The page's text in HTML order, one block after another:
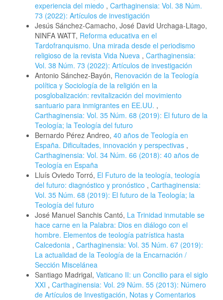
experiencia del miedo , Carthaginensia: Vol. 38 Núm.
73 (2022): Artículos de investigación
Jesús Sánchez-Camacho, José David Urchaga-Litago,
NINFA WATT, Reforma educativa en el
Tardofranquismo. Una mirada desde el periodismo
religioso de la revista Vida Nueva , Carthaginensia:
Vol. 38 Núm. 73 (2022): Artículos de investigación
Antonio Sánchez-Bayón, Renovación de la Teología
política y Sociología de la religión en la
posglobalización: revitalización del movimiento
santuario para inmigrantes en EE.UU. ,
Carthaginensia: Vol. 35 Núm. 68 (2019): El futuro de la
Teología; la Teología del futuro
Bernardo Pérez Andreo, 40 años de Teología en
España. Dificultades, innovación y perspectivas ,
Carthaginensia: Vol. 34 Núm. 66 (2018): 40 años de
Teología en España
Lluís Oviedo Torró, El Futuro de la teología, teología
del futuro: diagnóstico y pronóstico , Carthaginensia:
Vol. 35 Núm. 68 (2019): El futuro de la Teología; la
Teología del futuro
José Manuel Sanchis Cantó, La Trinidad inmutable se
hace carne en la Palabra: Dios en diálogo con el
hombre. Elementos de teología patrística hasta
Calcedonia , Carthaginensia: Vol. 35 Núm. 67 (2019):
La actualidad de la Teología de la Encarnación /
Sección Miscelánea
Santiago Madrigal, Vaticano II: un Concilio para el siglo
XXI , Carthaginensia: Vol. 29 Núm. 55 (2013): Número
de Artículos de Investigación, Notas y Comentarios